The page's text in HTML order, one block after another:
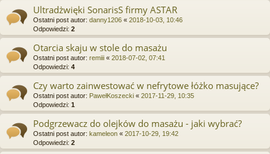
Ultradżwięki SonarisS firmy ASTAR
Ostatni post autor: danny1206 « 2018-10-03, 10:46
Odpowiedzi: 2
Otarcia skaju w stole do masażu
Ostatni post autor: remiii « 2018-07-02, 07:41
Odpowiedzi: 4
Czy warto zainwestować w nefrytowe łóżko masujące?
Ostatni post autor: PawełKoszecki « 2017-11-29, 10:35
Odpowiedzi: 1
Podgrzewacz do olejków do masażu - jaki wybrać?
Ostatni post autor: kameleon « 2017-10-29, 19:42
Odpowiedzi: 2